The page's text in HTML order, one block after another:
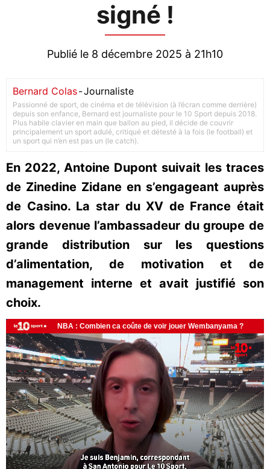
signé !
Publié le 8 décembre 2025 à 21h10
Bernard Colas-Journaliste
Passionné de sport, de cinéma et de télévision (à l’écran comme derrière)
depuis son enfance, Bernard est journaliste pour le 10 Sport depuis 2018.
Plus habile clavier en main que ballon au pied, il décide de couvrir
principalement un sport adulé, critiqué et détesté à la fois (le football) et
un sport qui n’en est pas un (le catch).
En 2022, Antoine Dupont suivait les traces
de Zinedine Zidane en s’engageant auprès
de Casino. La star du XV de France était
alors devenue l’ambassadeur du groupe de
grande distribution sur les questions
d’alimentation, de motivation et de
management interne et avait justifié son
choix.